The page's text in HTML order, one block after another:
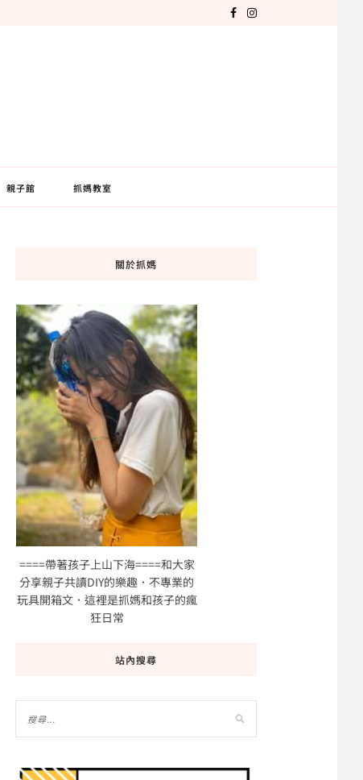
親子館 抓媽教室
關於抓媽
====帶著孩子上山下海====和大家
分享親子共讀DIY的樂趣．不專業的
玩具開箱文．這裡是抓媽和孩子的瘋
狂日常
站內搜尋